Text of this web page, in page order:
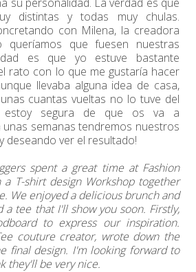
distintas y todas muy chulas.
con Milena, la creadora
queríamos que fuesen nuestras
es que yo estuve bastante
rato con lo que me gustaría hacer
llevaba alguna idea de casa,
cuantas vueltas no lo tuve del
estoy segura de que os va a
unas semanas tendremos nuestros
deseando ver el resultado!
spent a great time at Fashion
T-shirt design Workshop together
We enjoyed a delicious brunch and
a tee that I'll show you soon. Firstly,
to express our inspiration.
couture creator, wrote down the
final design. I'm looking forward to
they'll be very nice.